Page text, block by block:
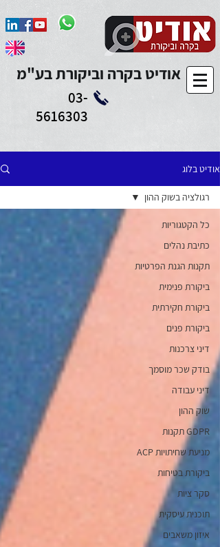
Add to Calendar
אודיט בקרה וביקורת בע"מ
03-
5616303
אודיט בלוג
כל הקטגוריות
כתיבת נהלים
תקנות הגנת הפרטיות
ביקורת פנימית
ביקורת חקירתית
ביקורת פנים
דיני צרכנות
בודק שכר מוסמך
דיני עבודה
שוק ההון
GDPR תקנות
מניעת שחיתויות ACP
ביקורת בטיחות
סקר ציות
תוכנית עיסקית
איזון משאבים
רגולציה בשוק ההון